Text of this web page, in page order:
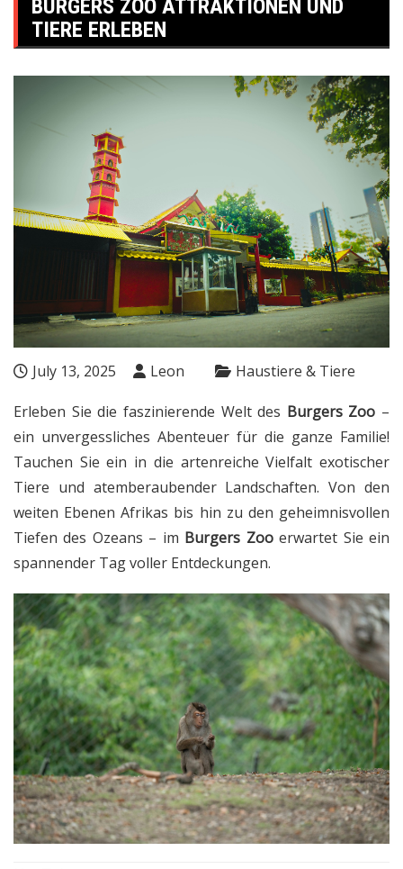
BURGERS ZOO ATTRAKTIONEN UND
TIERE ERLEBEN
July 13, 2025 Leon Haustiere & Tiere
Erleben Sie die faszinierende Welt des Burgers Zoo –
ein unvergessliches Abenteuer für die ganze Familie!
Tauchen Sie ein in die artenreiche Vielfalt exotischer
Tiere und atemberaubender Landschaften. Von den
weiten Ebenen Afrikas bis hin zu den geheimnisvollen
Tiefen des Ozeans – im Burgers Zooerwartet Sie ein
spannender Tag voller Entdeckungen.